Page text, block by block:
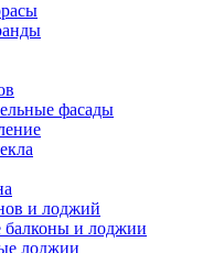
фасады
и лоджий
и лоджии
лоджии